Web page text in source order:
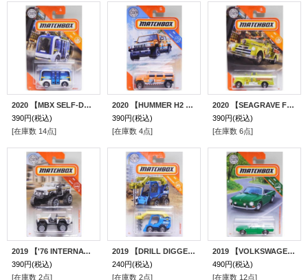
2020 【MBX SELF-DRIVING BUS】 CLEAR BLUE (NEW CAST)
390円(税込)
[在庫数 14点]
2020 【HUMMER H2 SUV CONCEPT】ORANGE
390円(税込)
[在庫数 4点]
2020 【SEAGRAVE FIRE ENGINE】YELLOW
390円(税込)
[在庫数 6点]
2019 【'76 INTERNATIONAL SCOUT 4X4】 WHITE
390円(税込)
[在庫数 2点]
2019 【DRILL DIGGER】 LT.BLUE-YELLOW
240円(税込)
[在庫数 2点]
2019 【VOLKSWAGEN TYPE 34 KARMANN GHIA】 GREEN
490円(税込)
[在庫数 12点]